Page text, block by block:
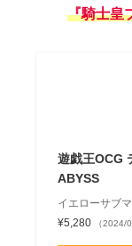
『騎士皇
遊戯王OCG
ABYSS
イエローサブ
¥5,280
（2024/